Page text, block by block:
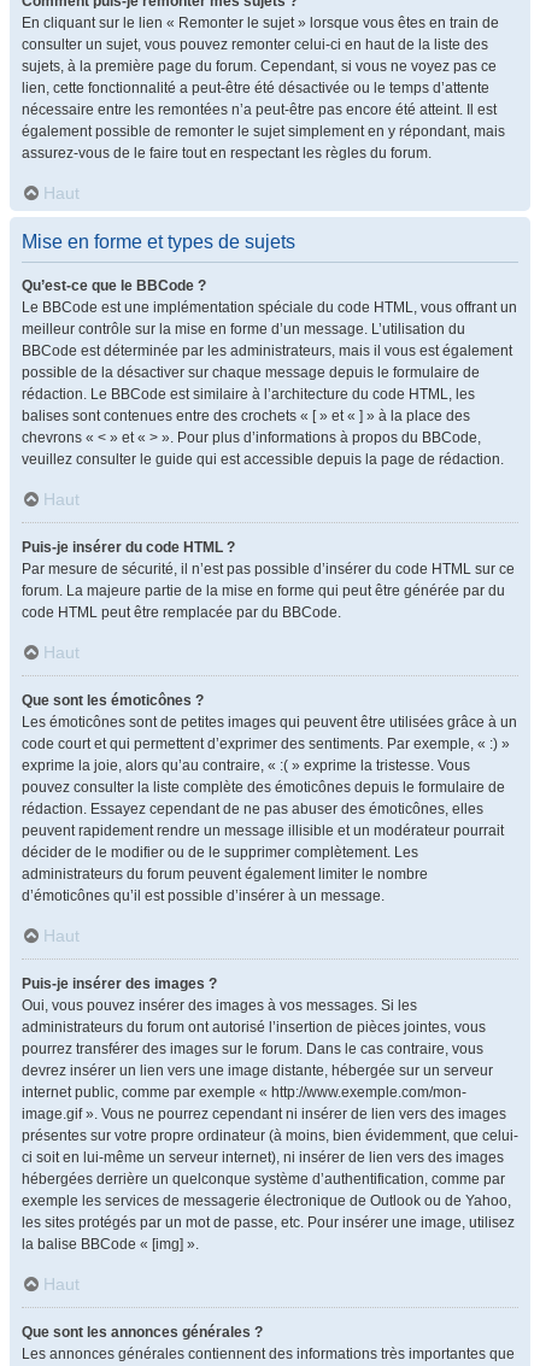
En cliquant sur le lien « Remonter le sujet » lorsque vous êtes en train de
consulter un sujet, vous pouvez remonter celui-ci en haut de la liste des
sujets, à la première page du forum. Cependant, si vous ne voyez pas ce
lien, cette fonctionnalité a peut-être été désactivée ou le temps d’attente
nécessaire entre les remontées n’a peut-être pas encore été atteint. Il est
également possible de remonter le sujet simplement en y répondant, mais
assurez-vous de le faire tout en respectant les règles du forum.
Haut
Mise en forme et types de sujets
Qu’est-ce que le BBCode ?
Le BBCode est une implémentation spéciale du code HTML, vous offrant un
meilleur contrôle sur la mise en forme d’un message. L’utilisation du
BBCode est déterminée par les administrateurs, mais il vous est également
possible de la désactiver sur chaque message depuis le formulaire de
rédaction. Le BBCode est similaire à l’architecture du code HTML, les
balises sont contenues entre des crochets « [ » et « ] » à la place des
chevrons « < » et « > ». Pour plus d’informations à propos du BBCode,
veuillez consulter le guide qui est accessible depuis la page de rédaction.
Haut
Puis-je insérer du code HTML ?
Par mesure de sécurité, il n’est pas possible d’insérer du code HTML sur ce
forum. La majeure partie de la mise en forme qui peut être générée par du
code HTML peut être remplacée par du BBCode.
Haut
Que sont les émoticônes ?
Les émoticônes sont de petites images qui peuvent être utilisées grâce à un
code court et qui permettent d’exprimer des sentiments. Par exemple, « :) »
exprime la joie, alors qu’au contraire, « :( » exprime la tristesse. Vous
pouvez consulter la liste complète des émoticônes depuis le formulaire de
rédaction. Essayez cependant de ne pas abuser des émoticônes, elles
peuvent rapidement rendre un message illisible et un modérateur pourrait
décider de le modifier ou de le supprimer complètement. Les
administrateurs du forum peuvent également limiter le nombre
d’émoticônes qu’il est possible d’insérer à un message.
Haut
Puis-je insérer des images ?
Oui, vous pouvez insérer des images à vos messages. Si les
administrateurs du forum ont autorisé l’insertion de pièces jointes, vous
pourrez transférer des images sur le forum. Dans le cas contraire, vous
devrez insérer un lien vers une image distante, hébergée sur un serveur
internet public, comme par exemple « http://www.exemple.com/mon-
image.gif ». Vous ne pourrez cependant ni insérer de lien vers des images
présentes sur votre propre ordinateur (à moins, bien évidemment, que celui-
ci soit en lui-même un serveur internet), ni insérer de lien vers des images
hébergées derrière un quelconque système d’authentification, comme par
exemple les services de messagerie électronique de Outlook ou de Yahoo,
les sites protégés par un mot de passe, etc. Pour insérer une image, utilisez
la balise BBCode « [img] ».
Haut
Que sont les annonces générales ?
Les annonces générales contiennent des informations très importantes que